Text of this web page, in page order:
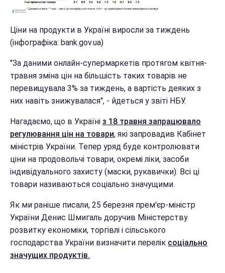
Ціни на продукти в Україні виросли за тиждень
(інфографіка: bank.gov.ua)
"За даними онлайн-супермаркетів протягом квітня-
травня зміна цін на більшість таких товарів не
перевищувала 3% за тиждень, а вартість деяких з
них навіть знижувалася", - йдеться у звіті НБУ.
Нагадаємо, що в Україні з 18 травня запрацювало
регулювання цін на товари, які запровадив Кабінет
міністрів України. Тепер уряд буде контролювати
ціни на продовольчі товари, окремі ліки, засоби
індивідуального захисту (маски, рукавички). Всі ці
товари називаються соціально значущими.
Як ми раніше писали, 25 березня прем'єр-міністр
України Денис Шмигаль доручив Міністерству
розвитку економіки, торгівлі і сільського
господарства України визначити перелік соціально
значущих продуктів.